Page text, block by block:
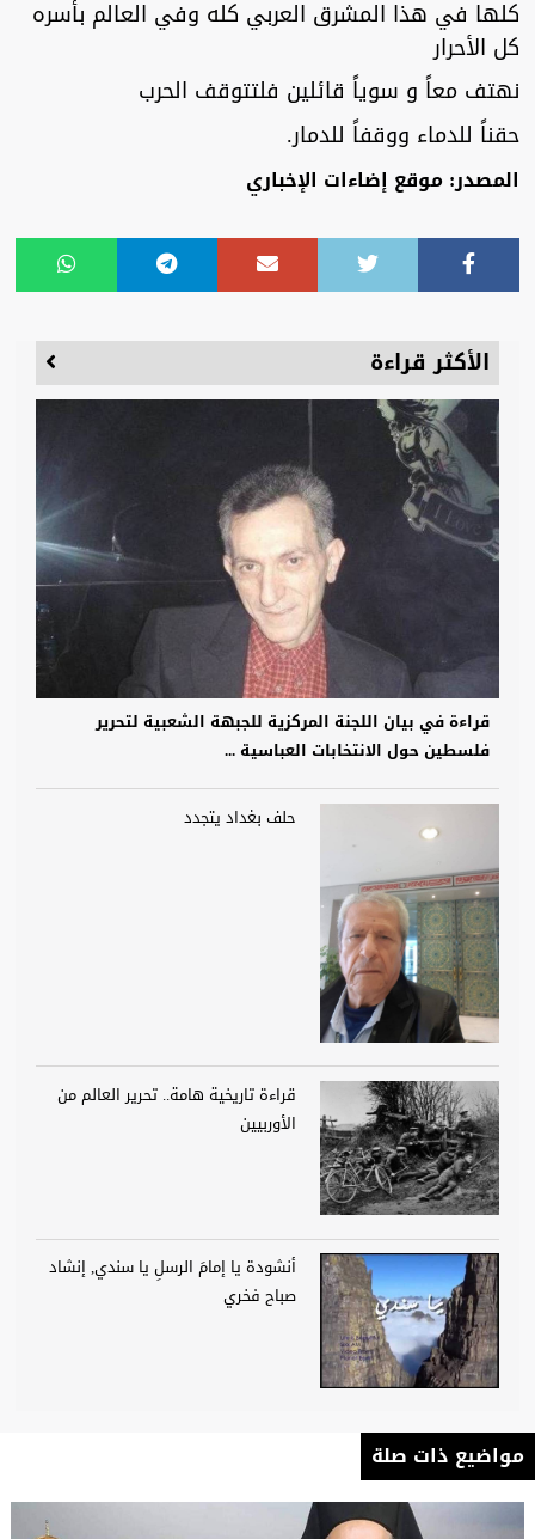
كلها في هذا المشرق العربي كله وفي العالم بأسره
كل الأحرار
نهتف معاً و سوياً قائلين فلتتوقف الحرب
حقناً للدماء ووقفاً للدمار.
المصدر: موقع إضاءات الإخباري
الأكثر قراءة
قراءة في بيان اللجنة المركزية للجبهة الشعبية لتحرير
فلسطين حول الانتخابات العباسية ...
حلف بغداد يتجدد
قراءة تاريخية هامة.. تحرير العالم من
الأوربيين
أنشودة يا إمامَ الرسلِ يا سندي, إنشاد
صباح فخري
مواضيع ذات صلة